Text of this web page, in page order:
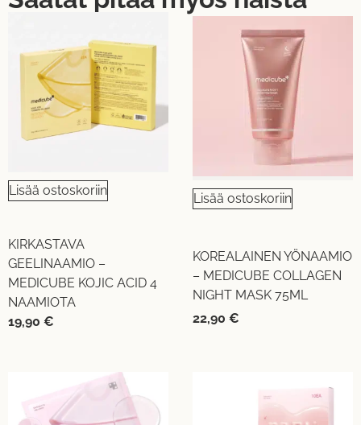
Lisää ostoskoriin
KIRKASTAVA
GEELINAAMIO –
MEDICUBE KOJIC ACID 4
NAAMIOTA
19,90 €
Lisää ostoskoriin
KOREALAINEN YÖNAAMIO
– MEDICUBE COLLAGEN
NIGHT MASK 75ML
22,90 €